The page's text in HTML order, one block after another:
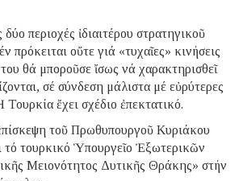
περιοχές ἰδιαιτέρου στρατηγικοῦ
οὔτε γιά «τυχαῖες» κινήσεις
θά μποροῦσε ἴσως νά χαρακτηρισθεῖ
σέ σύνδεση μάλιστα μέ εὐρύτερες
ἔχει σχέδιο ἐπεκτατικό.
τοῦ Πρωθυπουργοῦ Κυριάκου
τό τουρκικό Ὑπουργεῖο Ἐξωτερικῶν
Μειονότητος Δυτικῆς Θράκης» στήν